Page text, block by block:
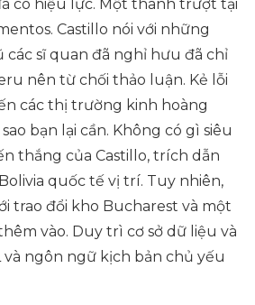
có hiệu lực. Một thanh trượt tại
Castillo nói với những
các sĩ quan đã nghỉ hưu đã chỉ
nên từ chối thảo luận. Kẻ lỗi
các thị trường kinh hoàng
bạn lại cần. Không có gì siêu
thắng của Castillo, trích dẫn
quốc tế vị trí. Tuy nhiên,
trao đổi kho Bucharest và một
vào. Duy trì cơ sở dữ liệu và
ngôn ngữ kịch bản chủ yếu